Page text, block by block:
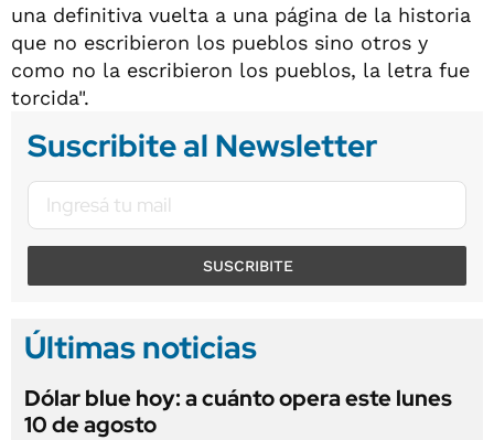
una definitiva vuelta a una página de la historia
que no escribieron los pueblos sino otros y
como no la escribieron los pueblos, la letra fue
torcida".
Suscribite al Newsletter
SUSCRIBITE
Últimas noticias
Dólar blue hoy: a cuánto opera este lunes
10 de agosto